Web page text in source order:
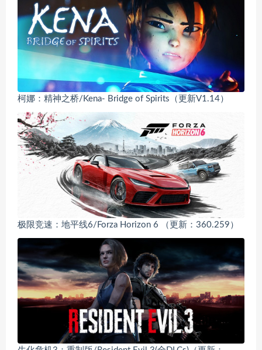
柯娜：精神之桥/Kena- Bridge of Spirits（更新V1.14）
极限竞速：地平线6/Forza Horizon 6 （更新：360.259）